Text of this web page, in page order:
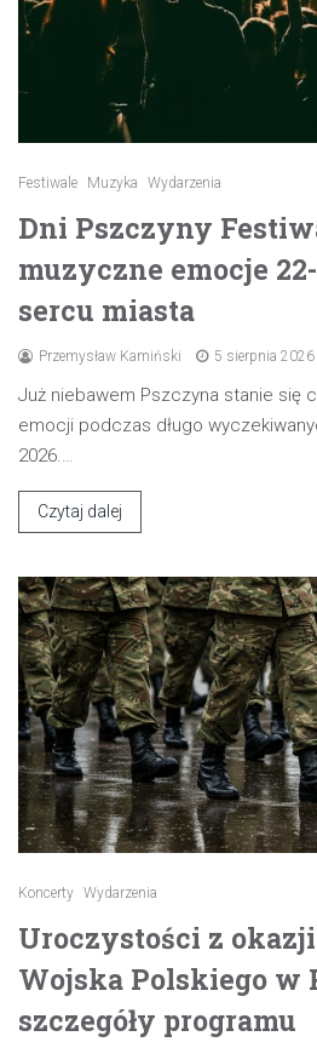
Festiwale Muzyka Wydarzenia
Dni Pszczyny
muzyczne emocje
sercu miasta
Przemysław Kamiński 5 sierpnia 2026
Już niebawem Pszczyna stanie się
emocji podczas długo
2026.…
Czytaj dalej
Koncerty Wydarzenia
Uroczystości z
Wojska Polskiego w
szczegóły programu